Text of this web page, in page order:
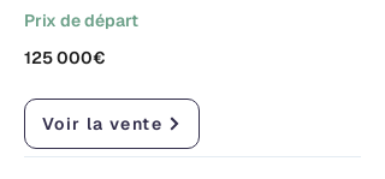
Prix de départ
125 000€
Voir la vente